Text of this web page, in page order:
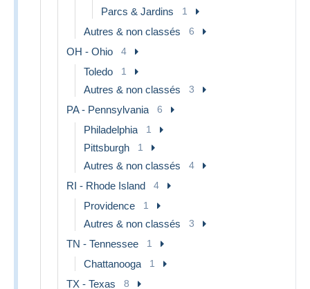
Parcs & Jardins 1
Autres & non classés 6
OH - Ohio 4
Toledo 1
Autres & non classés 3
PA - Pennsylvania 6
Philadelphia 1
Pittsburgh 1
Autres & non classés 4
RI - Rhode Island 4
Providence 1
Autres & non classés 3
TN - Tennessee 1
Chattanooga 1
TX - Texas 8